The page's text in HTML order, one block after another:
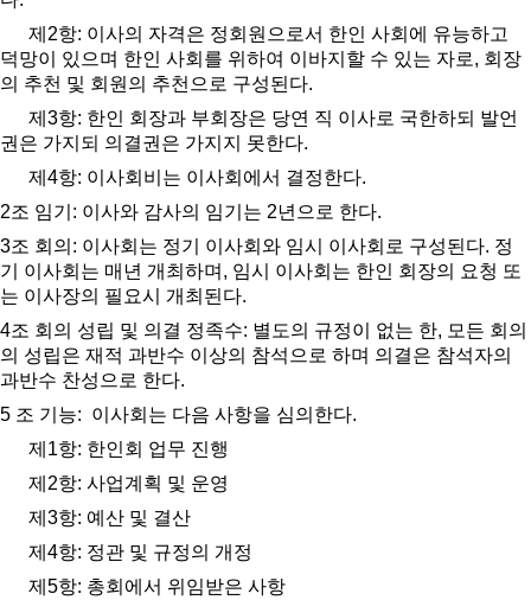
제 2항: 이사의 자격은 정회원으로서 한인 사회에 유능하고
덕망이 있으며 한인 사회를 위하여 이바지할 수 있는 자로, 회장
의 추천 및 회원의 추천으로 구성된다.
제 3항: 한인 회장과 부회장은 당연 직 이사로 국한하되 발언
권은 가지되 의결권은 가지지 못한다.
제 4항: 이사회비는 이사회에서 결정한다.
2조 임기 : 이사와 감사의 임기는 2년으로 한다.
3조 회의 : 이사회는 정기 이사회와 임시 이사회로 구성된다. 정
기 이사회는 매년 개최하며 , 임시 이사회는 한인 회장의 요청 또
는 이사장의 필요시 개최된다.
4조 회의 성립 및 의결 정족수: 별도의 규정이 없는 한, 모든 회의
의 성립은 재적 과반수 이상의 참석으로 하며 의결은 참석자의
과반수 찬성으로 한다.
5 조 기능: 이사회는 다음 사항을 심의한다.
제 1항: 한인회 업무 진행
제 2항: 사업계획 및 운영
제 3항: 예산 및 결산
제 4항: 정관 및 규정의 개정
제 5항: 총회에서 위임받은 사항